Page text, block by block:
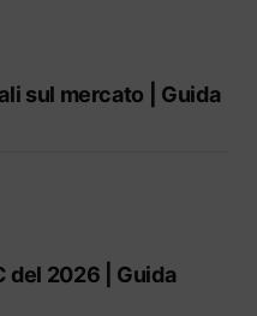
sul mercato | Guida
del 2026 | Guida